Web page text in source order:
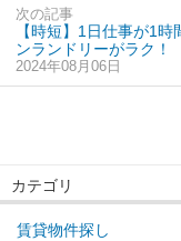
次の記事
【時短】1日仕事が1
ンランドリーがラク！
2024年08月06日
カテゴリ
賃貸物件探し